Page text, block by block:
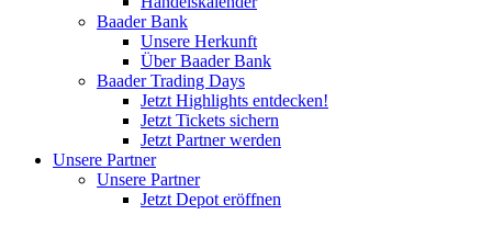
Baader Bank
Unsere Herkunft
Über Baader Bank
Baader Trading Days
Jetzt Highlights entdecken!
Jetzt Tickets sichern
Jetzt Partner werden
Unsere Partner
Unsere Partner
Jetzt Depot eröffnen